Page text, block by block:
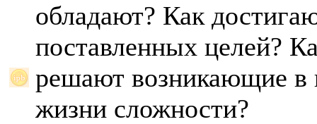
обладают? Как
поставленных целей?
решают возникающие в
жизни сложности?